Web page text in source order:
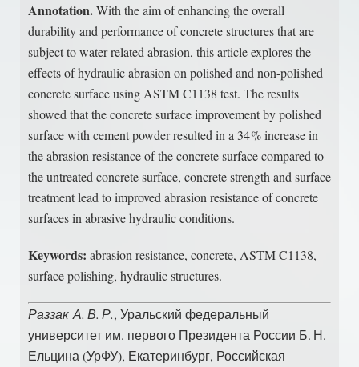
Annotation.With the aim of enhancing the overall
durability and performance of concrete structures that are
subject to water-related abrasion, this article explores the
effects of hydraulic abrasion on polished and non-polished
concrete surface using ASTM C1138 test. The results
showed that the concrete surface improvement by polished
surface with cement powder resulted in a 34 % increase in
the abrasion resistance of the concrete surface compared to
the untreated concrete surface, concrete strength and surface
treatment lead to improved abrasion resistance of concrete
surfaces in abrasive hydraulic conditions.
Keywords: abrasion resistance, concrete, ASTM C1138,
surface polishing, hydraulic structures.
Раззак А. В. Р., Уральский федеральный
университет им. первого Президента России Б. Н.
Ельцина (УрФУ), Екатеринбург, Российская